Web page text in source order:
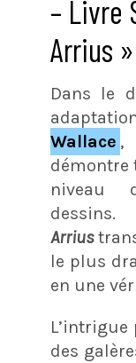
– Livre
Arrius »
Dans le
Wallace
démontre
niveau
dessins.
Arrius
le plus
en une
des